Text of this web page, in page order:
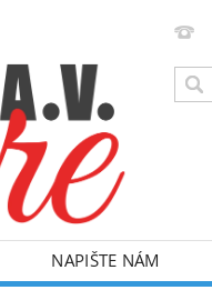
NAPIŠTE NÁM